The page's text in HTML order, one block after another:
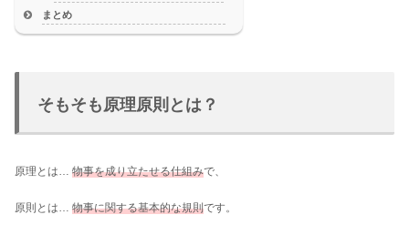
まとめ
そもそも原理原則とは？
原理とは… 物事を成り立たせる仕組みで、
原則とは… 物事に関する基本的な規則です。